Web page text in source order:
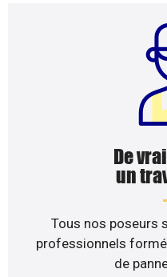
De
un
Tous nos poseurs
professionnels
de